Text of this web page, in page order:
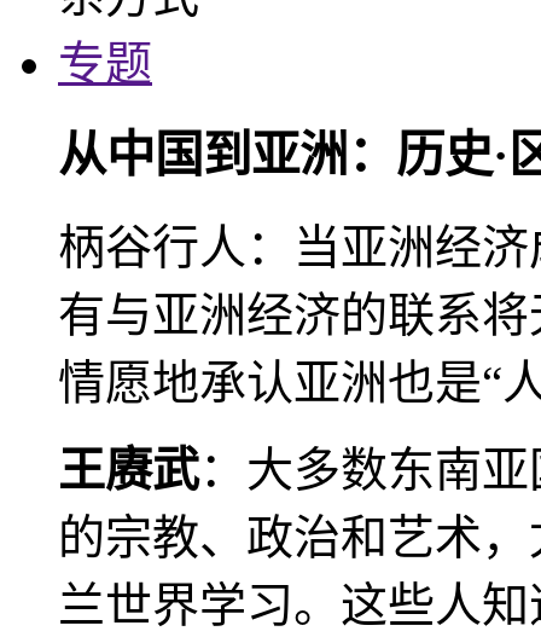
专题
从中国到亚洲：历史·
柄谷行人：当亚洲经
有与亚洲经济的联系
情愿地承认亚洲也是“
王赓武：大多数东南
的宗教、政治和艺术
兰世界学习。这些人